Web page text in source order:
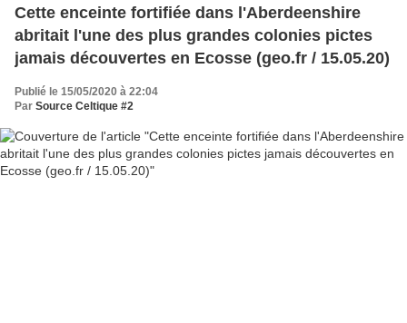
Cette enceinte fortifiée dans l'Aberdeenshire
abritait l'une des plus grandes colonies pictes
jamais découvertes en Ecosse (geo.fr / 15.05.20)
Publié le 15/05/2020 à 22:04
Par Source Celtique #2